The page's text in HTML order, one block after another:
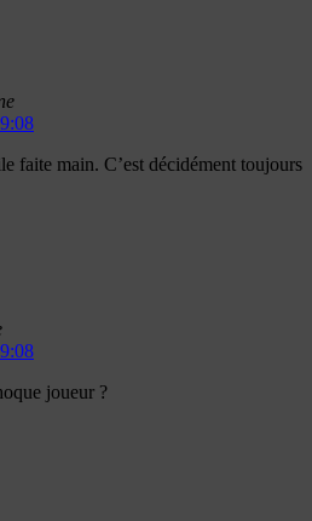
faite main. C’est décidément toujours
joueur ?